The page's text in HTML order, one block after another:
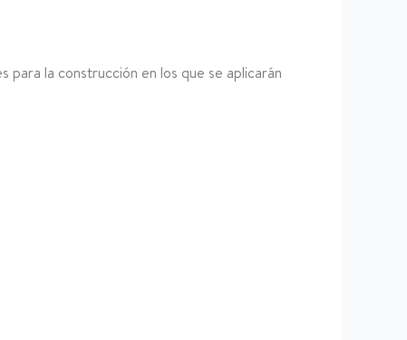
la construcción en los que se aplicarán